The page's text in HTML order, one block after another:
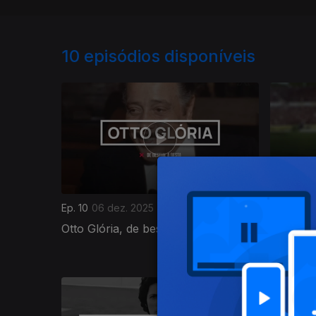
10 episódios disponíveis
Ep. 10 06 dez. 2025
Otto Glória, de bestial a besta